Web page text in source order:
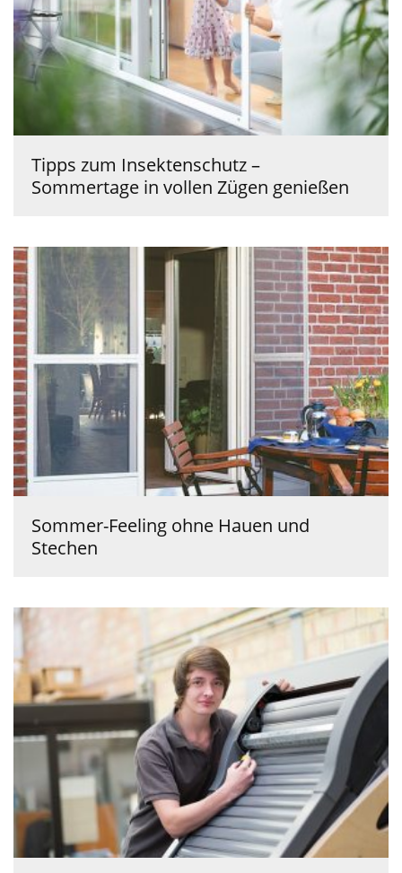
Tipps zum Insektenschutz –
Sommertage in vollen Zügen genießen
Sommer-Feeling ohne Hauen und
Stechen